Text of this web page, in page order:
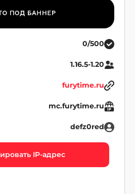
0/500
1.16.5-1.20
furytime.ru
mc.furytime.ru
defz0red
IP-адрес